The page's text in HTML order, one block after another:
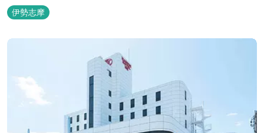
理もお楽しみ頂けます。
伊勢志摩